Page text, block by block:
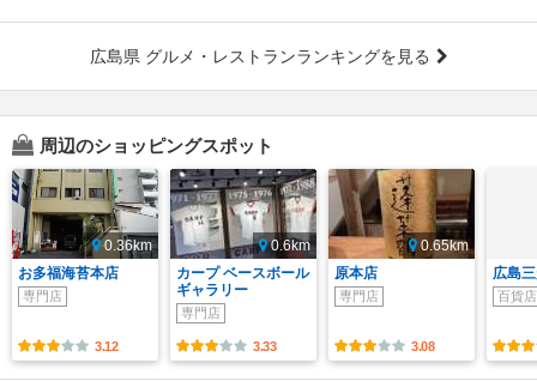
広島県 グルメ・レストランランキングを見る
周辺のショッピングスポット
0.36km
お多福海苔本店
専門店
3.12
0.6km
カープ ベースボール
ギャラリー
専門店
3.33
0.65km
原本店
専門店
3.08
広島
百貨